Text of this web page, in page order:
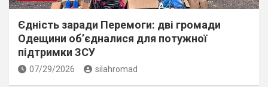
Єдність заради Перемоги: дві громади
Одещини об’єдналися для потужної
підтримки ЗСУ
07/29/2026 silahromad